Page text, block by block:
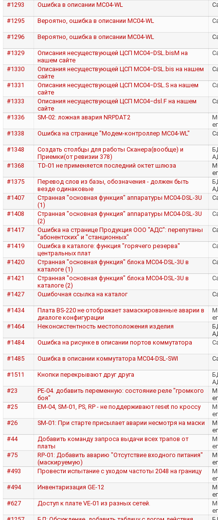
#1293 Ошибка в описании MC04-WL
#1295 Вероятно, ошибка в описании MC04-WL
#1296 Вероятно, ошибка в описании MC04-WL
#1329
Описания несуществующей ЦСП MC04−DSL.bisM на
нашем сайте
#1330
Описания несуществующей ЦСП MC04−DSL.bis на нашем
сайте
#1331
Описания несуществующей ЦСП MC04−DSL.S на нашем
сайте
#1333
Описания несуществующей ЦСП MC04−dsl.F на нашем
сайте
#1336 SM-02: ложная авария NRPDAT2
#1338
Ошибка на странице "Модем-контроллер MC04-WL"
#1348
Создать столбцы для работы Сканера(вообще) и
Приемки(от ревизии 378)
#1368
TD-01 не применяется последний октет шлюза
#1375
Перевод слов из базы, обозначения - должен быть
везде одинаковые
#1407
Странная "основная функция" аппаратуры MC04-DSL-3U
(1)
#1408
Странная "основная функция" аппаратуры MC04-DSL-3U
(2)
#1417
Ошибка на странице Продукция ООО "АДС": перепутаны
"абонентских" и "станционных"
#1419
Ошибка в каталоге: функция "горячего резерва"
центральных плат
#1420
Странная "основная функция" блока MC04-DSL-3U в
каталоге (1)
#1421
Странная "основная функция" блока MC04-DSL-3U в
каталоге (2)
#1427 Ошибочная ссылка на каталог
#1434
Плата BS-220 не отображает замаскированные аварии в
диалоге конфигурации
#1464
Неконсистентность местоположения изделия
#1484
Ошибка на рисунке в описании портов коммутатора
#1485 Ошибка в описании коммутатора MC04-DSL-SWI
#1511 Кнопки перекрывают друг друга
#23
PE-04. добавить переменную: состояние реле "громкого
боя"
#25
EM-04, SM-01, PS, RP - не поддерживают reset по кроссу
#26
SM-01: При старте присылает аварии несмотря на маски
#44
Добавить команду запроса выдачи всех трапов от
платы
#75
RP-01: Добавить аварию "Отсутствие входного питания"
(маскируемую)
#493
Провести испытание с уходом частоты 2048 на границу
#494
Инвентаризация GE-12
#627
Доступ к плате VE-01 из разных сетей.